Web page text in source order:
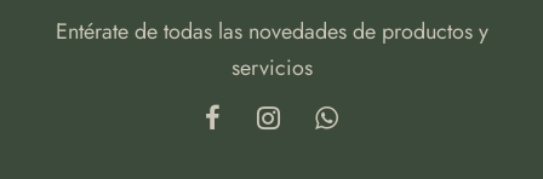
Entérate de todas las novedades de productos y
servicios